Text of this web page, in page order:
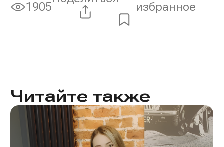
Просмотры:
1905
избранное
Читайте также